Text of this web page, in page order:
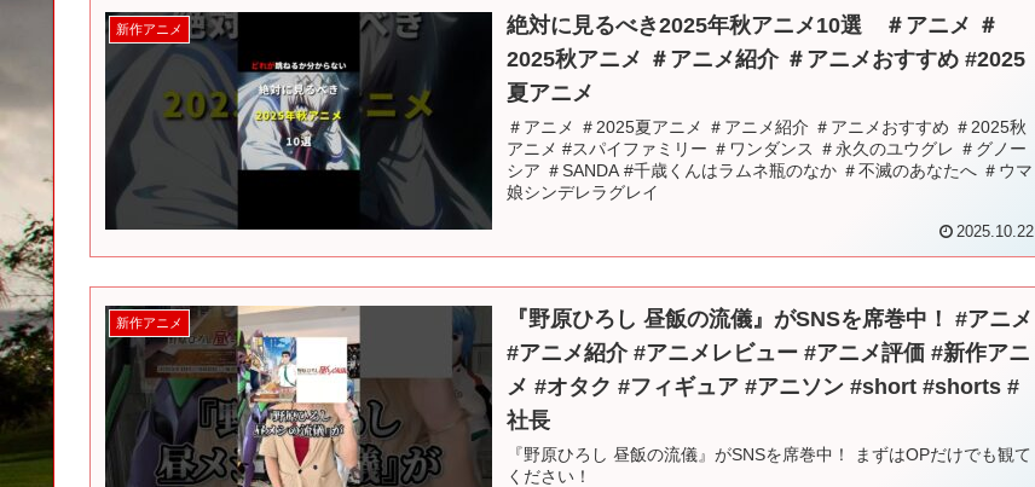
新作アニメ
絶対に見るべき2025年秋アニメ10選 ＃アニメ ＃
2025秋アニメ ＃アニメ紹介 ＃アニメおすすめ #2025
夏アニメ
＃アニメ ＃2025夏アニメ ＃アニメ紹介 ＃アニメおすすめ ＃2025秋
アニメ #スパイファミリー ＃ワンダンス ＃永久のユウグレ ＃グノー
シア ＃SANDA #千歳くんはラムネ瓶のなか ＃不滅のあなたへ ＃ウマ
娘シンデレラグレイ
2025.10.22
新作アニメ
『野原ひろし 昼飯の流儀』がSNSを席巻中！ #アニメ
#アニメ紹介 #アニメレビュー #アニメ評価 #新作アニ
メ #オタク #フィギュア #アニソン #short #shorts #
社長
『野原ひろし 昼飯の流儀』がSNSを席巻中！ まずはOPだけでも観て
ください！